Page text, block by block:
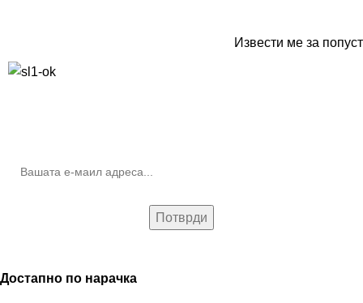
Извести ме за попуст
Достапно по нарачка